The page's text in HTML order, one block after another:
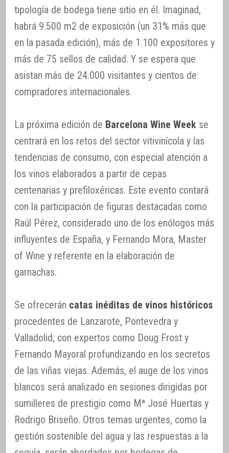
tipología de bodega tiene sitio en él. Imaginad,
habrá 9.500 m2 de exposición (un 31% más que
en la pasada edición), más de 1.100 expositores y
más de 75 sellos de calidad. Y se espera que
asistan más de 24.000 visitantes y cientos de
compradores internacionales.
La próxima edición de Barcelona Wine Week se
centrará en los retos del sector vitivinícola y las
tendencias de consumo, con especial atención a
los vinos elaborados a partir de cepas
centenarias y prefiloxéricas. Este evento contará
con la participación de figuras destacadas como
Raúl Pérez, considerado uno de los enólogos más
influyentes de España, y Fernando Mora, Master
of Wine y referente en la elaboración de
garnachas.
Se ofrecerán catas inéditas de vinos históricos
procedentes de Lanzarote, Pontevedra y
Valladolid, con expertos como Doug Frost y
Fernando Mayoral profundizando en los secretos
de las viñas viejas. Además, el auge de los vinos
blancos será analizado en sesiones dirigidas por
sumilleres de prestigio como Mª José Huertas y
Rodrigo Briseño. Otros temas urgentes, como la
gestión sostenible del agua y las respuestas a la